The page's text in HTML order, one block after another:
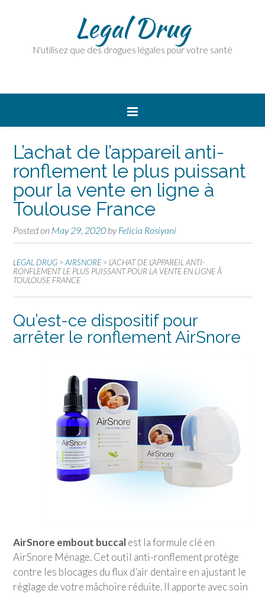
Legal Drug
N'utilisez que des drogues légales pour votre santé
L’achat de l’appareil anti-
ronflement le plus puissant
pour la vente en ligne à
Toulouse France
Posted on May 29, 2020 byFelicia Rosiyani
LEGAL DRUG >AIRSNORE > L’ACHAT DE L’APPAREIL ANTI-
RONFLEMENT LE PLUS PUISSANT POUR LA VENTE EN LIGNE À
TOULOUSE FRANCE
Qu’est-ce dispositif pour
arrêter le ronflement AirSnore
AirSnore embout buccalest la formule clé en
AirSnore Ménage. Cet outil anti-ronflement protège
contre les blocages du flux d’air dentaire en ajustant le
réglage de votre mâchoire réduite. Il apporte avec soin